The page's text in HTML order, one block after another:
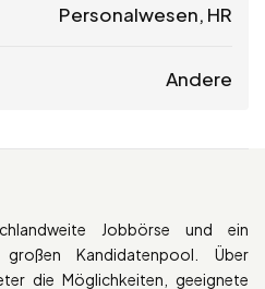
Personalwesen, HR
Andere
Jobbörse und ein
Kandidatenpool. Über
die Möglichkeiten, geeignete